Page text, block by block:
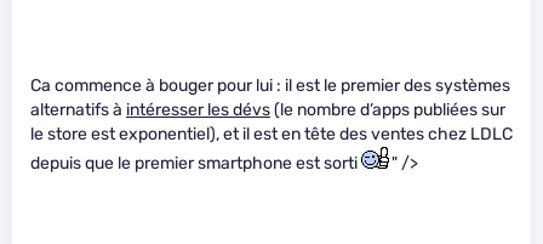
Ca commence à bouger pour lui : il est le premier des systèmes
alternatifs à intéresser les dévs(le nombre d’apps publiées sur
le store est exponentiel), et il est en tête des ventes chez LDLC
depuis que le premier smartphone est sorti
" />